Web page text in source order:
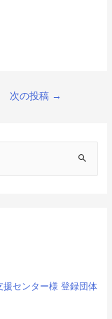
次の投稿 →
援センター様 登録団体